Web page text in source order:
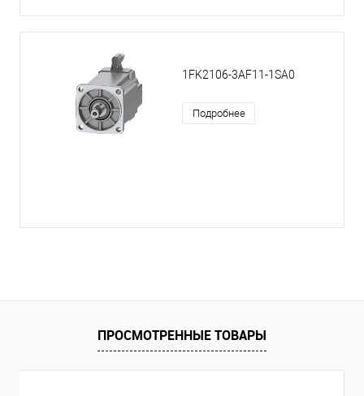
1FK2106-3AF11-1SA0
Подробнее
ПРОСМОТРЕННЫЕ ТОВАРЫ